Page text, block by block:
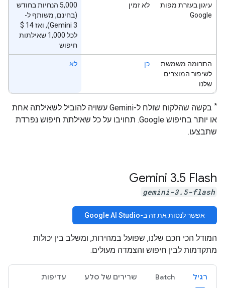
עיגון בעזרת מפות
Google
לא זמין
‫5,000 הנחיות בחודש
(בחינם, משותף ל-
לכל 1,000 שאילתות
חיפוש
התרומה משמשת
לשיפור המוצרים
שלנו
כן לא
*
בקשה שהלקוח שולח ל-Gemini עשויה להוביל לשאילתה אחת
או יותר בחיפוש Google. תחויבו על כל שאילתת חיפוש נפרדת
שתבצעו.
Gemini 3.5 Flash
gemini-3.5-flash
אפשר לנסות את זה ב-Google AI Studio
המודל הכי חכם שלנו, שפועל במהירות, ומשלב בין יכולות
מתקדמות לבין חיפוש והצמדה מעולים.
רגיל Batch שרירים של סלע עדיפות